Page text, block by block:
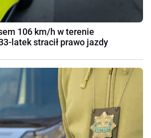
106 km/h w terenie
latek stracił prawo jazdy